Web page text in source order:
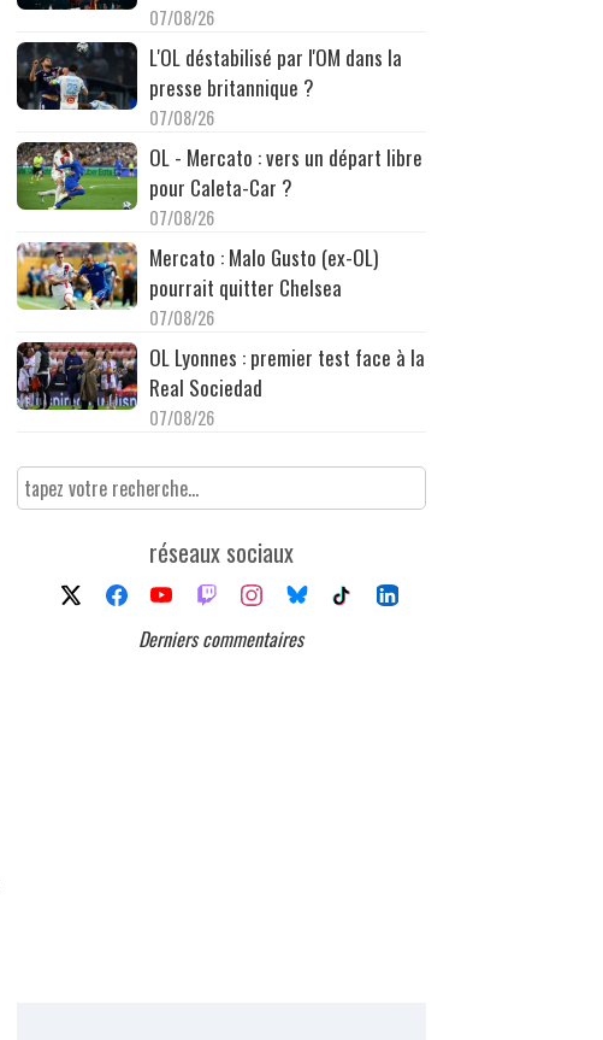
07/08/26
L'OL déstabilisé par l'OM dans la
presse britannique ?
07/08/26
OL - Mercato : vers un départ libre
pour Caleta-Car ?
07/08/26
Mercato : Malo Gusto (ex-OL)
pourrait quitter Chelsea
07/08/26
OL Lyonnes : premier test face à la
Real Sociedad
07/08/26
réseaux sociaux
Derniers commentaires